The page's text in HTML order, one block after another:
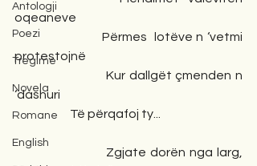
Antologji
Poezi
Tregime
Novela
Romane
English
oqeaneve
                        Përmes  lotëve n ‘vetmi
protestojnë
‘dashuri
                       Të përqafoj ty...
                       Zgjate dorën nga larg,